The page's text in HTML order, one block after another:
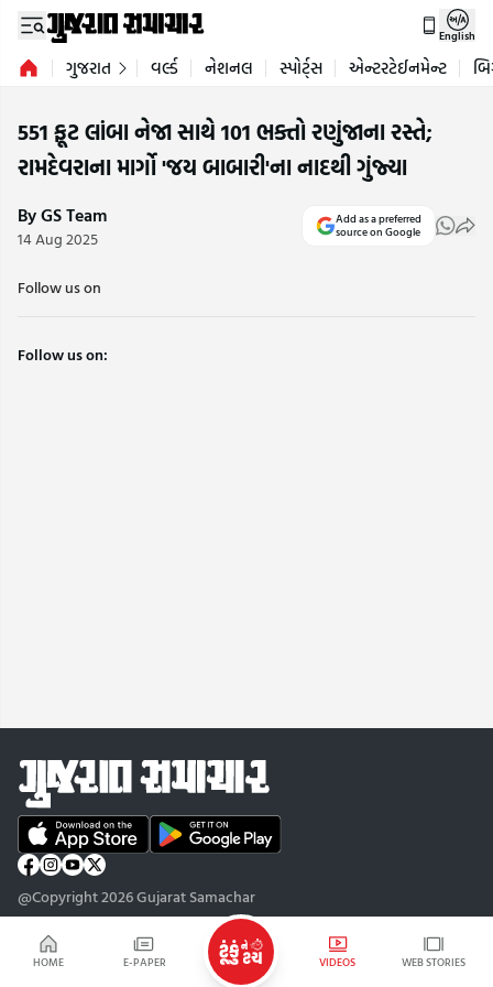
HOME E-PAPER VIDEOS WEB STORIES
English
ગુજરાત વર્લ્ડ નેશનલ સ્પોર્ટ્સ એન્ટરટેઈનમેન્ટ
551 ફૂટ લાંબા નેજા સાથે 101 ભક્તો રણુંજાના રસ્તે;
રામદેવરાના માર્ગો 'જય બાબારી'ના નાદથી ગુંજ્યા
By GS Team
14 Aug 2025
Add as a preferred
source on Google
Follow us on
Follow us on:
@Copyright 2026 Gujarat Samachar